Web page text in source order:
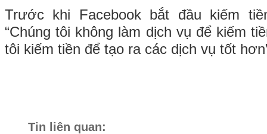
Trước khi Facebook bắt đầu kiếm
“Chúng tôi không làm dịch vụ để kiếm
tôi kiếm tiền để tạo ra các dịch vụ tốt
Tin liên quan: